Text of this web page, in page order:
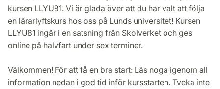
kursen LLYU81. Vi är glada över att du har valt att följa
en lärarlyftskurs hos oss på Lunds universitet! Kursen
LLYU81 ingår i en satsning från Skolverket och ges
online på halvfart under sex terminer.
Välkommen! För att få en bra start: Läs noga igenom all
information nedan i god tid inför kursstarten. Tveka inte